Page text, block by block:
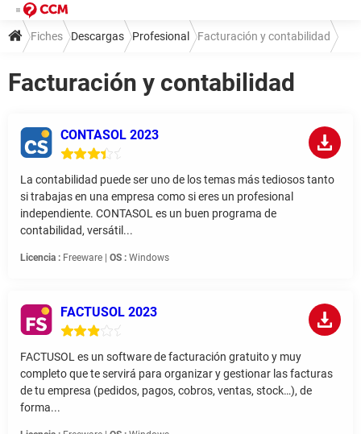
Fiches Descargas Profesional Facturación y contabilidad
Facturación y contabilidad
CONTASOL 2023
La contabilidad puede ser uno de los temas más tediosos tanto
si trabajas en una empresa como si eres un profesional
independiente. CONTASOL es un buen programa de
contabilidad, versátil...
Licencia : Freeware | OS : Windows
FACTUSOL 2023
FACTUSOL es un software de facturación gratuito y muy
completo que te servirá para organizar y gestionar las facturas
de tu empresa (pedidos, pagos, cobros, ventas, stock…), de
forma...